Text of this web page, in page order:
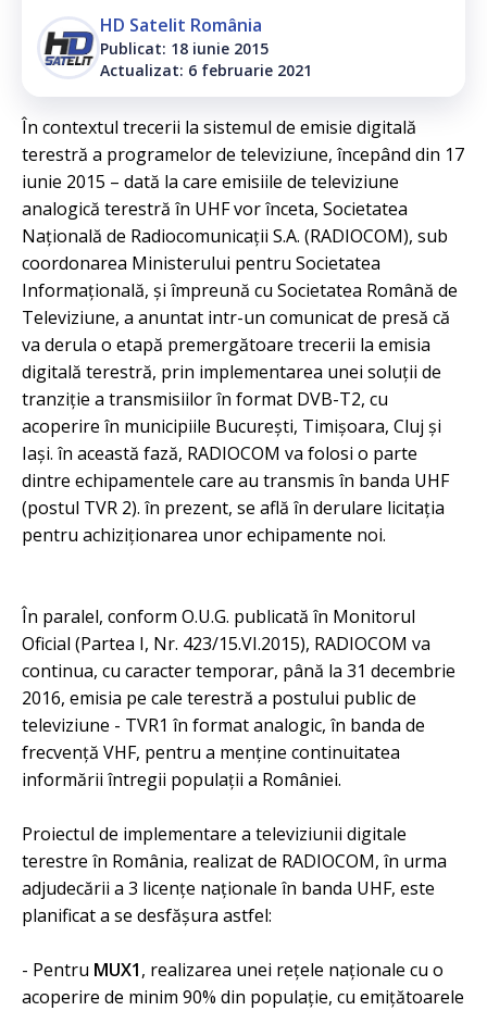
HD Satelit România
Publicat: 18 iunie 2015
Actualizat: 6 februarie 2021
În contextul trecerii la sistemul de emisie digitală
terestră a programelor de televiziune, începând din 17
iunie 2015 – dată la care emisiile de televiziune
analogică terestră în UHF vor înceta, Societatea
Naţională de Radiocomunicaţii S.A. (RADIOCOM), sub
coordonarea Ministerului pentru Societatea
Informaţională, şi împreună cu Societatea Română de
Televiziune, a anuntat intr-un comunicat de presă că
va derula o etapă premergătoare trecerii la emisia
digitală terestră, prin implementarea unei soluţii de
tranziţie a transmisiilor în format DVB-T2, cu
acoperire în municipiile Bucureşti, Timişoara, Cluj şi
Iaşi. în această fază, RADIOCOM va folosi o parte
dintre echipamentele care au transmis în banda UHF
(postul TVR 2). în prezent, se află în derulare licitaţia
pentru achiziţionarea unor echipamente noi.
În paralel, conform O.U.G. publicată în Monitorul
Oficial (Partea I, Nr. 423/15.VI.2015), RADIOCOM va
continua, cu caracter temporar, până la 31 decembrie
2016, emisia pe cale terestră a postului public de
televiziune - TVR1 în format analogic, în banda de
frecvenţă VHF, pentru a menţine continuitatea
informării întregii populaţii a României.
Proiectul de implementare a televiziunii digitale
terestre în România, realizat de RADIOCOM, în urma
adjudecării a 3 licenţe naţionale în banda UHF, este
planificat a se desfăşura astfel:
- Pentru MUX1, realizarea unei reţele naţionale cu o
acoperire de minim 90% din populaţie, cu emiţătoarele